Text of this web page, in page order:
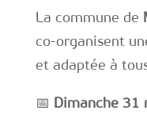
La commune de
co-organisent
et adaptée à
📅 Dimanche 31